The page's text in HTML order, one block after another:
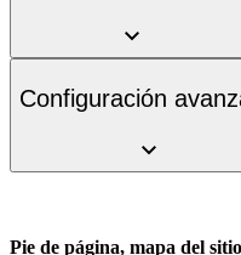
Configuración
Pie de página, mapa del